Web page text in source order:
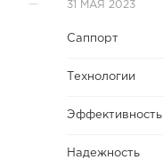
31 МАЯ 2023
Саппорт
Технологии
Эффективность
Надежность